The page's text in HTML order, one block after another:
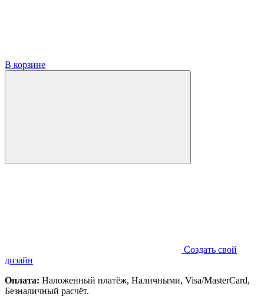
В корзине
Создать свой
дизайн
Оплата: Наложенный платёж, Наличными, Visa/MasterCard,
Безналичный расчёт.